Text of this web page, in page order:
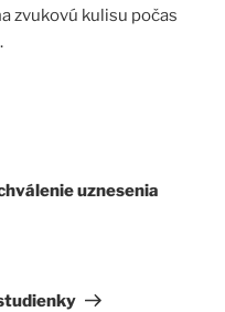
zvukovú kulisu počas
uznesenia